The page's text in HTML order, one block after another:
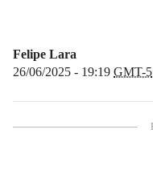
Felipe Lara
26/06/2025 - 19:19 GMT-5